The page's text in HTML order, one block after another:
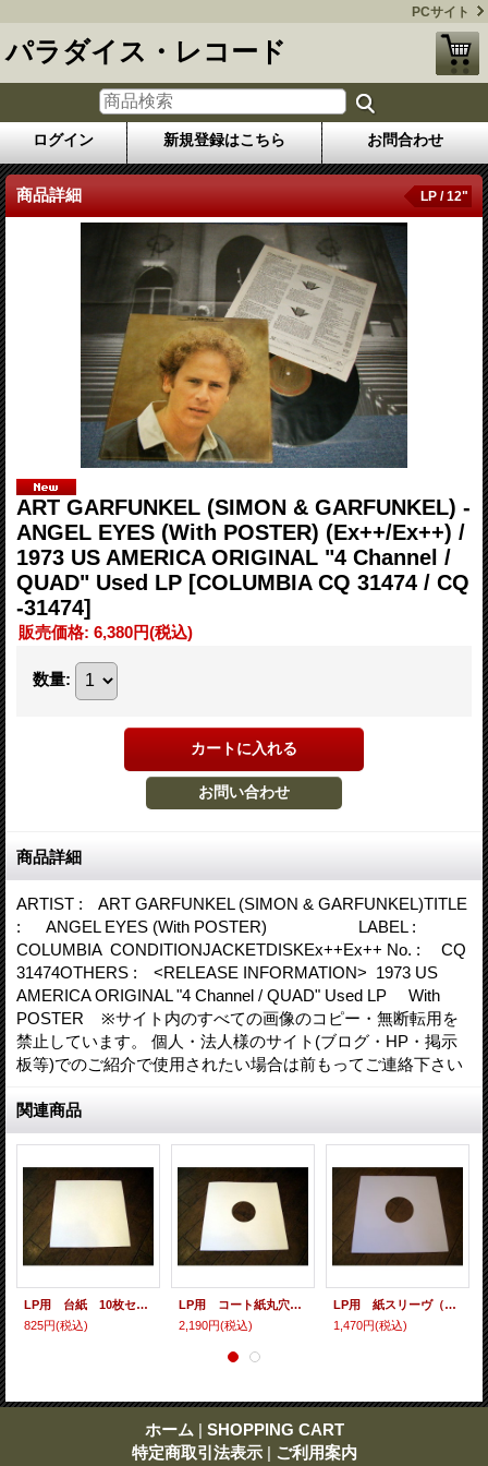
PCサイト
パラダイス・レコード
ログイン 新規登録はこちら お問合わせ
商品詳細 LP / 12"
ART GARFUNKEL (SIMON & GARFUNKEL) -
ANGEL EYES (With POSTER) (Ex++/Ex++) /
1973 US AMERICA ORIGINAL "4 Channel /
QUAD" Used LP [COLUMBIA CQ 31474 / CQ
-31474]
販売価格: 6,380円(税込)
数量:
商品詳細
ARTIST : ART GARFUNKEL (SIMON & GARFUNKEL)TITLE
: ANGEL EYES (With POSTER) LABEL :
COLUMBIA CONDITIONJACKETDISKEx++Ex++ No. : CQ
31474OTHERS : <RELEASE INFORMATION> 1973 US
AMERICA ORIGINAL "4 Channel / QUAD" Used LP With
POSTER ※サイト内のすべての画像のコピー・無断転用を
禁止しています。 個人・法人様のサイト(ブログ・HP・掲示
板等)でのご紹介で使用されたい場合は前もってご連絡下さい
関連商品
LP用 台紙 10枚セット
825円(税込)
LP用 コート紙丸穴ジャケ 10枚セット
2,190円(税込)
LP用 紙スリーヴ（レギュラー 四角の角） 10枚セット
1,470円(税込)
ホーム | SHOPPING CART
特定商取引法表示 | ご利用案内